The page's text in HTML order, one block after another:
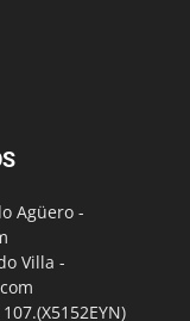
Agüero -
Villa -